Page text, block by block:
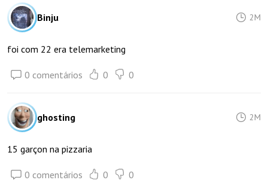
Binju 2M
foi com 22 era telemarketing
0 comentários 0 0
ghosting 2M
15 garçon na pizzaria
0 comentários 0 0